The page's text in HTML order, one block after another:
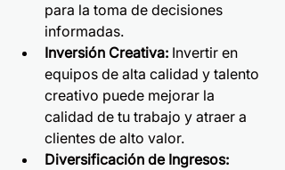
para la toma de decisiones
informadas.
Inversión Creativa: Invertir en
equipos de alta calidad y talento
creativo puede mejorar la
calidad de tu trabajo y atraer a
clientes de alto valor.
Diversificación de Ingresos: